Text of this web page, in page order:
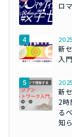
ロ
新
入
新
2時
る
知